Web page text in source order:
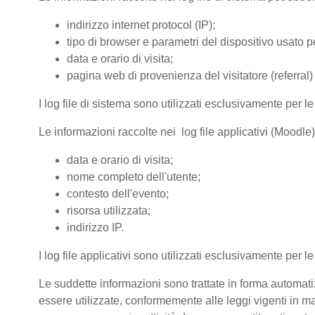
indirizzo internet protocol (IP);
tipo di browser e parametri del dispositivo usato
data e orario di visita;
pagina web di provenienza del visitatore
I log file di sistema sono utilizzati esclusivamente per
Le informazioni raccolte nei log file applicativi
data e orario di visita;
nome completo dell'utente;
contesto dell'evento;
risorsa utilizzata;
indirizzo IP.
I log file applicativi sono utilizzati esclusivamente per
Le suddette informazioni sono trattate in forma
essere utilizzate, conformemente alle leggi vigenti in